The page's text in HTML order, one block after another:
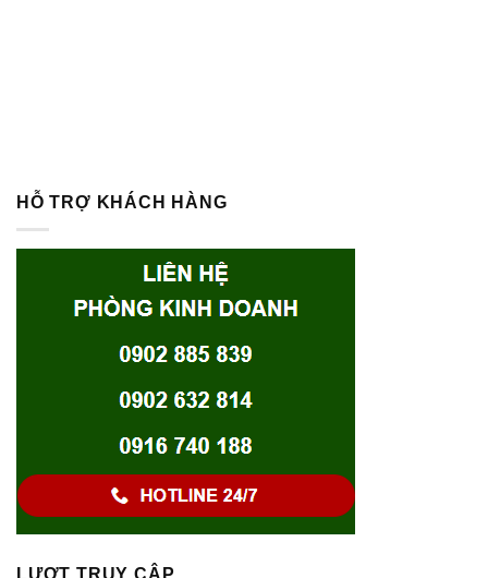
HỖ TRỢ KHÁCH HÀNG
LƯỢT TRUY CẬP